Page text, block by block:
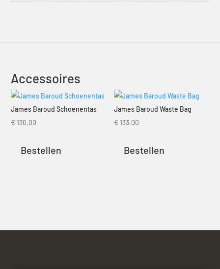
Accessoires
James Baroud Schoenentas
€ 130,00
Bestellen
James Baroud Waste Bag
€ 133,00
Bestellen